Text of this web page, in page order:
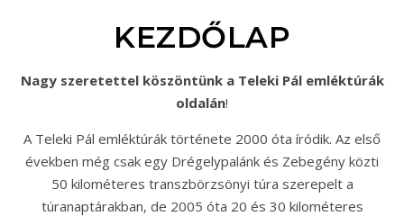
KEZDŐLAP
Nagy szeretettel köszöntünk a Teleki Pál emléktúrák
oldalán!
A Teleki Pál emléktúrák története 2000 óta íródik. Az első
években még csak egy Drégelypalánk és Zebegény közti
50 kilométeres transzbörzsönyi túra szerepelt a
túranaptárakban, de 2005 óta 20 és 30 kilométeres